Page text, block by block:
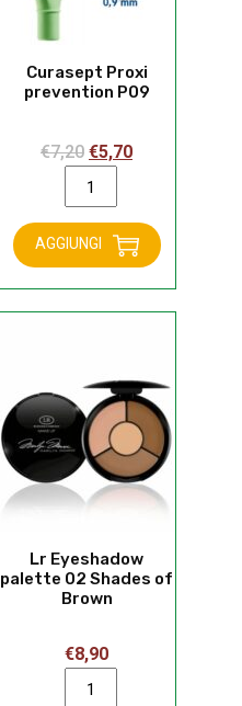
Curasept Proxi
prevention P09
€7,20 Il
prezzo
originale
era:
€7,20.
€5,70Il
è:
€5,70.
Curasept
prevention
P09
quantità
AGGIUNGI
Lr Eyeshadow
palette 02 Shades of
Brown
€8,90